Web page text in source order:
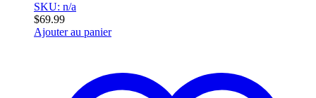
SKU: n/a
$69.99
Ajouter au panier